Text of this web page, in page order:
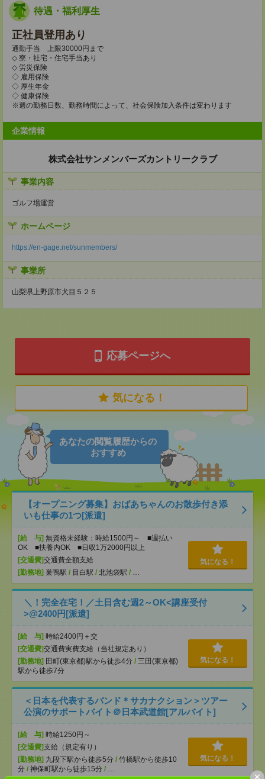
×
待遇・福利厚生
正社員登用あり
通勤手当 上限30000円まで
◇ 寮・社宅・住宅手当あり
◇ 労災保険
◇ 雇用保険
◇ 厚生年金
◇ 健康保険
※週の勤務日数、勤務時間によって、社会保険加入条件は変わります
企業情報
株式会社サンメンバーズカントリークラブ
事業内容
ゴルフ場運営
ホームページ
https://en-gage.net/sunmembers/
事業所
山梨県上野原市犬目５２５
応募ページへ
気になる！
あなたの閲覧履歴からの
おすすめ
【オープニング募集】おばあちゃんのお散歩付き添
いも仕事の1つ[派遣]
[給 与] 無資格未経験：時給1500円～ ■週払い
OK ■扶養内OK ■日収1万2000円以上
[交通費]交通費全額支給
[勤務地] 巣鴨駅 / 目白駅 / 北池袋駅 /
気になる！
＼！完全在宅！／土日含む週2～OK<講座受付
>@2400円[派遣]
[給 与] 時給2400円＋交
[交通費]交通費実費支給（当社規定あり）
[勤務地] 田町(東京都)駅から徒歩4分 / 三田(東京都)
駅から徒歩7分
気になる！
＜日本を代表するバンド＊サカナクション＞ツアー
公演のサポートバイト＠日本武道館[アルバイト]
[給 与] 時給1250円～
[交通費]支給（規定有り）
[勤務地] 九段下駅から徒歩5分 / 竹橋駅から徒歩10
分 / 神保町駅から徒歩15分 /
気になる！